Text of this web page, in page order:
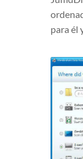
para él